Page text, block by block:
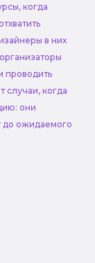
когда
в них
проводить
когда
они
до ожидаемого